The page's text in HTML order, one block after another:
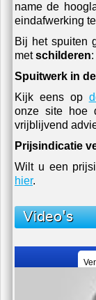
name de
eindafwerking
Bij het spuiten
metschilderen
Spuitwerk in
Kijk eens op
onze site hoe
vrijblijvend
Prijsindicatie
Wilt u een
hier.
Video's